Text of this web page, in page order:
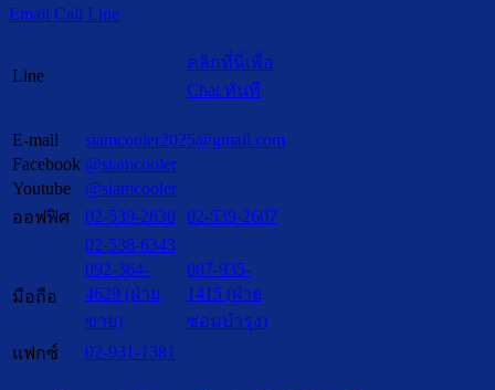
Email Call Line
Line
คลิกที่นี่เพื่อ
Chat ทันที
E-mail
siamcooler2025@gmail.com
Facebook @siamcooler
Youtube
@siamcooler
ออฟฟิศ
02-539-2630 02-539-2607
02-538-6343
มือถือ
092-364-
4629 (ฝ่าย
ขาย)
087-935-
1415 (ฝ่าย
ซ่อมบำรุง)
แฟกซ์
02-931-1381